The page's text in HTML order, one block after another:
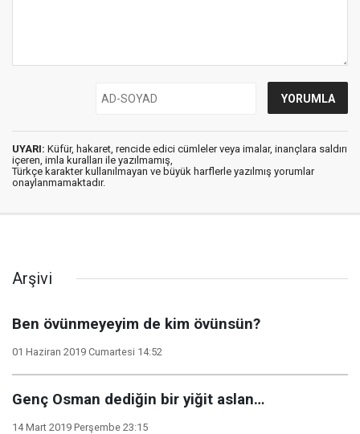
UYARI: Küfür, hakaret, rencide edici cümleler veya imalar, inançlara saldırı
içeren, imla kuralları ile yazılmamış,
Türkçe karakter kullanılmayan ve büyük harflerle yazılmış yorumlar
onaylanmamaktadır.
Arşivi
Ben övünmeyeyim de kim övünsün?
01 Haziran 2019 Cumartesi 14:52
Genç Osman dediğin bir yiğit aslan…
14 Mart 2019 Perşembe 23:15